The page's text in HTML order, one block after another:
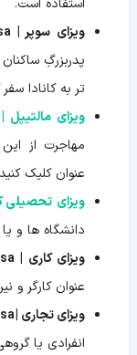
استفاده است.
ویزای سوپر | Super Visa:
پدربزرگِ
تر به کانادا سفر
ویزای مالتیپل | Multiple Visa
مهاجرت از
عنوان کلیک
ویزای تحصیلی
دانشگاه ها و یا
ویزای کاری | Temporary Work Visa:
عنوان کارگر و
ویزای تجاری | Business Visa:
انفرادی یا